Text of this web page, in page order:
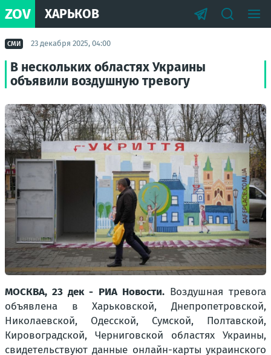
ZOV ХАРЬКОВ
СМИ 23 декабря 2025, 04:00
В нескольких областях Украины
объявили воздушную тревогу
МОСКВА, 23 дек - РИА Новости.Воздушная тревога
объявлена в Харьковской, Днепропетровской,
Николаевской, Одесской, Сумской, Полтавской,
Кировоградской, Черниговской областях Украины,
свидетельствуют данные онлайн-карты украинского